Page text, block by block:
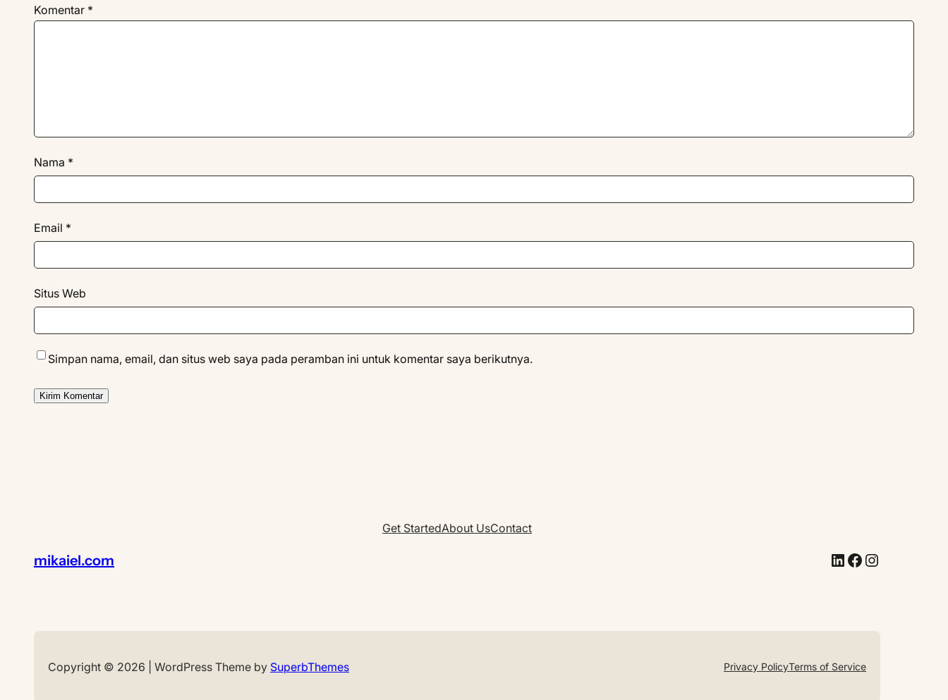
Komentar *
Nama *
Email *
Situs Web
Simpan nama, email, dan situs web saya pada peramban ini untuk komentar saya berikutnya.
mikaiel.com
Get StartedAbout UsContact
LinkedIn Facebook Instagram
Copyright © 2026 | WordPress Theme by SuperbThemes Privacy PolicyTerms of Service